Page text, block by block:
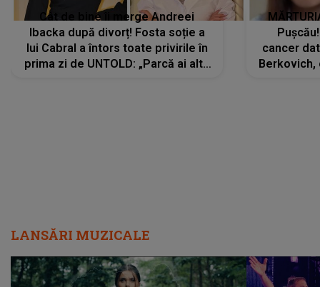
Cât de bine îi merge Andreei
Ibacka după divorț! Fosta soție a
lui Cabral a întors toate privirile în
prima zi de UNTOLD: „Parcă ai altă
cancer
Berkovich,
LANSĂRI MUZICALE